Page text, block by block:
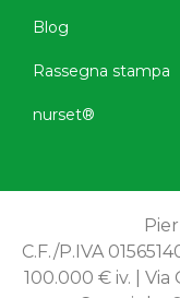
Blog
Rassegna stampa
nurset®
C.F./P.IVA
100.000 € iv. | Via